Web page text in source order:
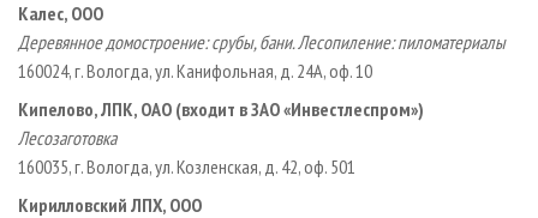
Калес, ООО
Деревянное домостроение: срубы, бани. Лесопиление: пиломатериалы
160024, г. Вологда, ул. Канифольная, д. 24А, оф. 10
Кипелово, ЛПК, ОАО (входит в ЗАО «Инвестлеспром»)
Лесозаготовка
160035, г. Вологда, ул. Козленская, д. 42, оф. 501
Кирилловский ЛПХ, ООО